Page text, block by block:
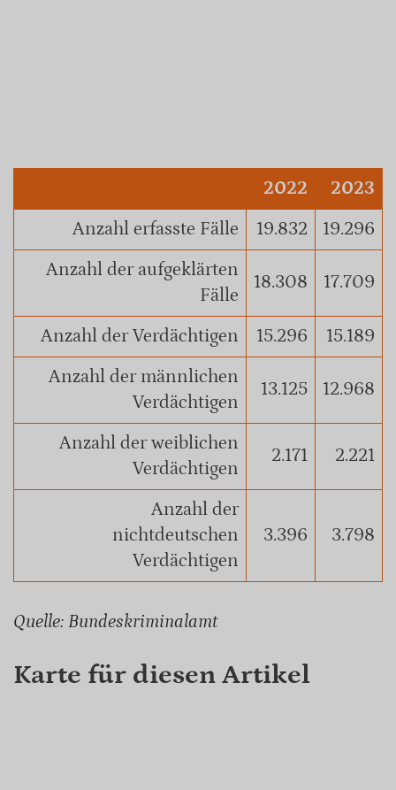
2022
2023
Anzahl erfasste Fälle
19.832
19.296
Anzahl der aufgeklärten
Fälle
18.308 17.709
Anzahl der Verdächtigen 15.296
15.189
Anzahl der männlichen
Verdächtigen
13.125 12.968
Anzahl der weiblichen
Verdächtigen
2.171 2.221
Anzahl der
nichtdeutschen
Verdächtigen
3.396 3.798
Quelle: Bundeskriminalamt
Karte für diesen Artikel